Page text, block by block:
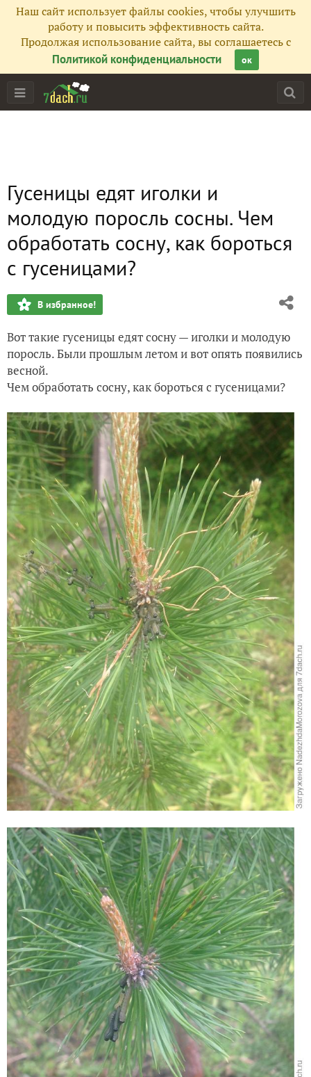
Наш сайт использует файлы cookies, чтобы улучшить
работу и повысить эффективность сайта.
Продолжая использование сайта, вы соглашаетесь с
Политикой конфиденциальности
ок
Гусеницы едят иголки и
молодую поросль сосны. Чем
обработать сосну, как бороться
с гусеницами?
В избранное!
Вот такие гусеницы едят сосну — иголки и молодую
поросль. Были прошлым летом и вот опять появились
весной.
Чем обработать сосну, как бороться с гусеницами?